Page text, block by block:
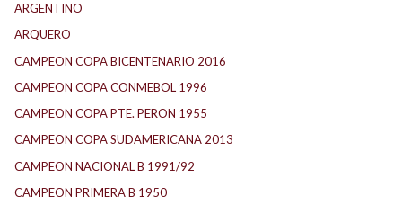
ARGENTINO
ARQUERO
CAMPEON COPA BICENTENARIO 2016
CAMPEON COPA CONMEBOL 1996
CAMPEON COPA PTE. PERON 1955
CAMPEON COPA SUDAMERICANA 2013
CAMPEON NACIONAL B 1991/92
CAMPEON PRIMERA B 1950